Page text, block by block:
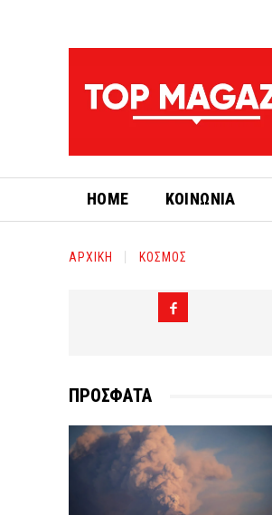
HOME ΚΟΙΝΩΝΙΑ
ΑΡΧΙΚΗ ΚΟΣΜΟΣ
ΠΡΟΣΦΑΤΑ